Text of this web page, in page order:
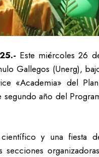
Este miércoles 26
Gallegos (Unerg),
«Academia» del
año del
y una fiesta
secciones